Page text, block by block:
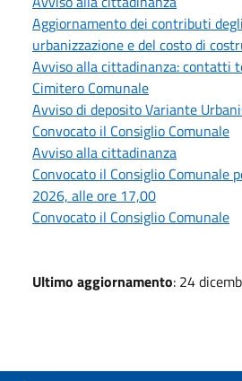
Aggiornamento dei contributi
urbanizzazione e del costo di
Avviso alla cittadinanza: contatti
Cimitero Comunale
Avviso di deposito Variante
Convocato il Consiglio Comunale
Avviso alla cittadinanza
Convocato il Consiglio Comunale
2026, alle ore 17,00
Convocato il Consiglio Comunale
Ultimo aggiornamento: 24